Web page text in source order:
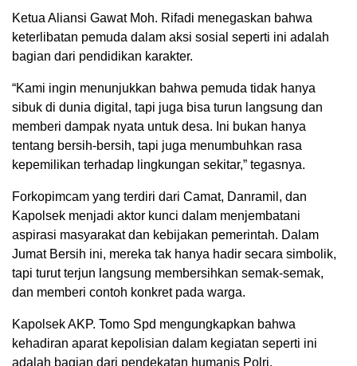
Ketua Aliansi Gawat Moh. Rifadi menegaskan bahwa
keterlibatan pemuda dalam aksi sosial seperti ini adalah
bagian dari pendidikan karakter.
“Kami ingin menunjukkan bahwa pemuda tidak hanya
sibuk di dunia digital, tapi juga bisa turun langsung dan
memberi dampak nyata untuk desa. Ini bukan hanya
tentang bersih-bersih, tapi juga menumbuhkan rasa
kepemilikan terhadap lingkungan sekitar,” tegasnya.
Forkopimcam yang terdiri dari Camat, Danramil, dan
Kapolsek menjadi aktor kunci dalam menjembatani
aspirasi masyarakat dan kebijakan pemerintah. Dalam
Jumat Bersih ini, mereka tak hanya hadir secara simbolik,
tapi turut terjun langsung membersihkan semak-semak,
dan memberi contoh konkret pada warga.
Kapolsek AKP. Tomo Spd mengungkapkan bahwa
kehadiran aparat kepolisian dalam kegiatan seperti ini
adalah bagian dari pendekatan humanis Polri.